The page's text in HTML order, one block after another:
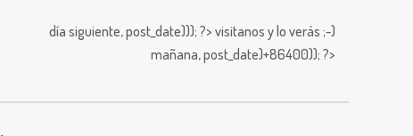
día siguiente,post_date))); ?> visitanos y lo verás ;-)
mañana,post_date)+86400)); ?>